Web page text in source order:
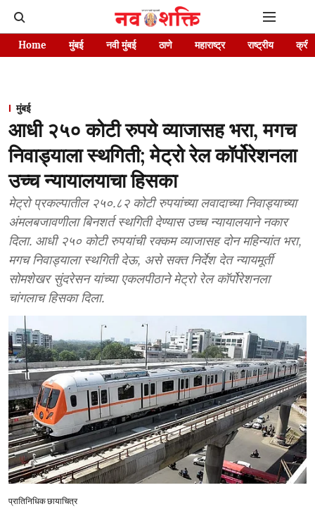
Home मुंबई नवी मुंबई ठाणे महाराष्ट्र राष्ट्रीय
मुंबई
आधी २५० कोटी रुपये व्याजासह भरा, मगच
निवाड्याला स्थगिती; मेट्रो रेल कॉर्पोरेशनला
उच्च न्यायालयाचा हिसका
मेट्रो प्रकल्पातील २५०.८२ कोटी रुपयांच्या लवादाच्या निवाड्याच्या
अंमलबजावणीला बिनशर्त स्थगिती देण्यास उच्च न्यायालयाने नकार
दिला. आधी २५० कोटी रुपयांची रक्कम व्याजासह दोन महिन्यांत भरा,
मगच निवाड्याला स्थगिती देऊ, असे सक्त निर्देश देत न्यायमूर्ती
सोमशेखर सुंदरेसन यांच्या एकलपीठाने मेट्रो रेल कॉर्पोरेशनला
चांगलाच हिसका दिला.
प्रातिनिधिक छायाचित्र